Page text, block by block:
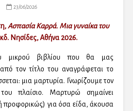
23/06/2026
Ασπασία Καρρά. Μια γυναίκα του
Νησίδες, Αθήνα 2026.
μικρού βιβλίου που θα μας
τον τίτλο του αναγράφεται το
μια μαρτυρία. Γνωρίζουμε τον
πλαίσιο. Μαρτυρώ σημαίνει
για όσα είδα, άκουσα